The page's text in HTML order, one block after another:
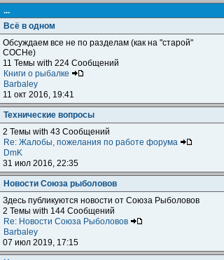
...
Всё в одном
Обсуждаем все не по разделам (как на "старой"
СОСНе)
11 Темы with 224 Сообщений
Книги о рыбалке
Barbaley
11 окт 2016, 19:41
Технические вопросы
2 Темы with 43 Сообщений
Re: Жалобы, пожелания по работе форума
DmK
31 июл 2016, 22:35
Новости Союза рыболовов
Здесь публикуются новости от Союза Рыболовов
2 Темы with 144 Сообщений
Re: Новости Союза Рыболовов
Barbaley
07 июл 2019, 17:15